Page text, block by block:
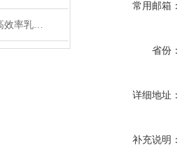
实验室均质乳化机：高效率乳化技术的创新突破
常用邮箱：
省份：
详细地址：
补充说明：